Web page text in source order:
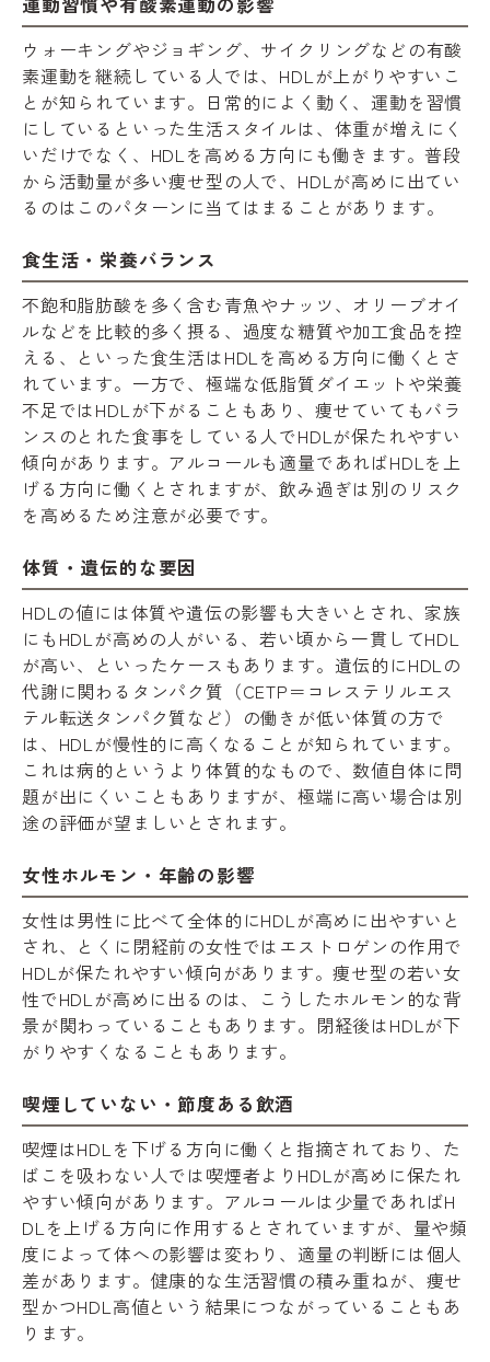
ウォーキングやジョギング、サイクリングなどの有酸
素運動を継続している人では、HDLが上がりやすいこ
とが知られています。日常的によく動く、運動を習慣
にしているといった生活スタイルは、体重が増えにく
いだけでなく、HDLを高める方向にも働きます。普段
から活動量が多い痩せ型の人で、HDLが高めに出てい
るのはこのパターンに当てはまることがあります。
食生活・栄養バランス
不飽和脂肪酸を多く含む青魚やナッツ、オリーブオイ
ルなどを比較的多く摂る、過度な糖質や加工食品を控
える、といった食生活はHDLを高める方向に働くとさ
れています。一方で、極端な低脂質ダイエットや栄養
不足ではHDLが下がることもあり、痩せていてもバラ
ンスのとれた食事をしている人でHDLが保たれやすい
傾向があります。アルコールも適量であればHDLを上
げる方向に働くとされますが、飲み過ぎは別のリスク
を高めるため注意が必要です。
体質・遺伝的な要因
HDLの値には体質や遺伝の影響も大きいとされ、家族
にもHDLが高めの人がいる、若い頃から一貫してHDL
が高い、といったケースもあります。遺伝的にHDLの
代謝に関わるタンパク質（CETP＝コレステリルエス
テル転送タンパク質など）の働きが低い体質の方で
は、HDLが慢性的に高くなることが知られています。
これは病的というより体質的なもので、数値自体に問
題が出にくいこともありますが、極端に高い場合は別
途の評価が望ましいとされます。
女性ホルモン・年齢の影響
女性は男性に比べて全体的にHDLが高めに出やすいと
され、とくに閉経前の女性ではエストロゲンの作用で
HDLが保たれやすい傾向があります。痩せ型の若い女
性でHDLが高めに出るのは、こうしたホルモン的な背
景が関わっていることもあります。閉経後はHDLが下
がりやすくなることもあります。
喫煙していない・節度ある飲酒
喫煙はHDLを下げる方向に働くと指摘されており、た
ばこを吸わない人では喫煙者よりHDLが高めに保たれ
やすい傾向があります。アルコールは少量であればH
DLを上げる方向に作用するとされていますが、量や頻
度によって体への影響は変わり、適量の判断には個人
差があります。健康的な生活習慣の積み重ねが、痩せ
型かつHDL高値という結果につながっていることもあ
ります。